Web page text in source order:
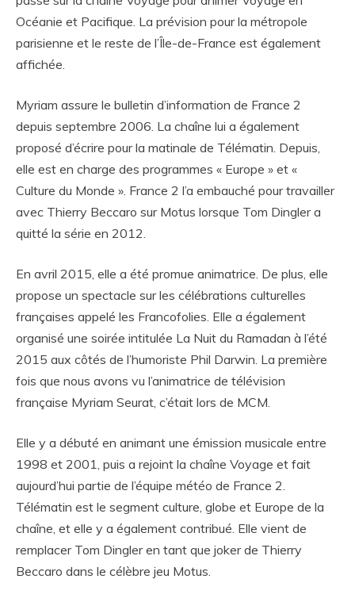
Océanie et Pacifique. La prévision pour la métropole
parisienne et le reste de l’Île-de-France est également
affichée.
Myriam assure le bulletin d’information de France 2
depuis septembre 2006. La chaîne lui a également
proposé d’écrire pour la matinale de Télématin. Depuis,
elle est en charge des programmes « Europe » et «
Culture du Monde ». France 2 l’a embauché pour travailler
avec Thierry Beccaro sur Motus lorsque Tom Dingler a
quitté la série en 2012.
En avril 2015, elle a été promue animatrice. De plus, elle
propose un spectacle sur les célébrations culturelles
françaises appelé les Francofolies. Elle a également
organisé une soirée intitulée La Nuit du Ramadan à l’été
2015 aux côtés de l’humoriste Phil Darwin. La première
fois que nous avons vu l’animatrice de télévision
française Myriam Seurat, c’était lors de MCM.
Elle y a débuté en animant une émission musicale entre
1998 et 2001, puis a rejoint la chaîne Voyage et fait
aujourd’hui partie de l’équipe météo de France 2.
Télématin est le segment culture, globe et Europe de la
chaîne, et elle y a également contribué. Elle vient de
remplacer Tom Dingler en tant que joker de Thierry
Beccaro dans le célèbre jeu Motus.